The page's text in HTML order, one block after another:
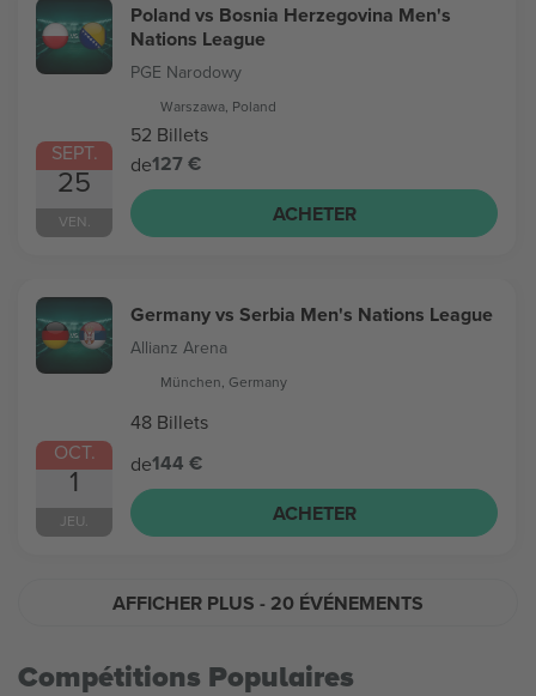
SEPT.
25
VEN.
Poland vs Bosnia Herzegovina Men's
Nations League
PGE Narodowy
Warszawa, Poland
52 Billets
de127 €
ACHETER
OCT.
1
JEU.
Germany vs Serbia Men's Nations League
Allianz Arena
München, Germany
48 Billets
de144 €
ACHETER
AFFICHER PLUS - 20 ÉVÉNEMENTS
Compétitions Populaires